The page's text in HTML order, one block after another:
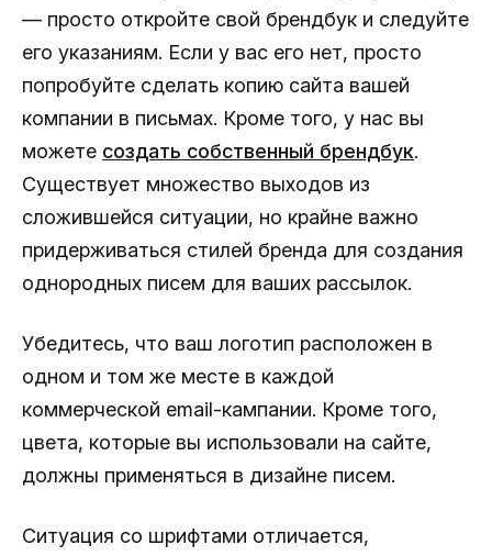
— просто откройте свой брендбук и следуйте
его указаниям. Если у вас его нет, просто
попробуйте сделать копию сайта вашей
компании в письмах. Кроме того, у нас вы
можете создать собственный брендбук.
Существует множество выходов из
сложившейся ситуации, но крайне важно
придерживаться стилей бренда для создания
однородных писем для ваших рассылок.
Убедитесь, что ваш логотип расположен в
одном и том же месте в каждой
коммерческой email-кампании. Кроме того,
цвета, которые вы использовали на сайте,
должны применяться в дизайне писем.
Ситуация со шрифтами отличается,